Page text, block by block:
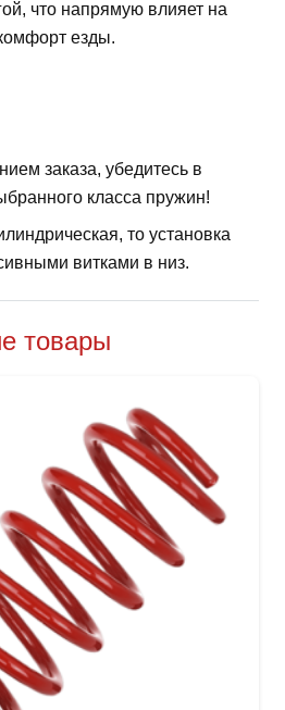
что напрямую влияет на
езды.
заказа, убедитесь в
класса пружин!
то установка
витками в низ.
товары